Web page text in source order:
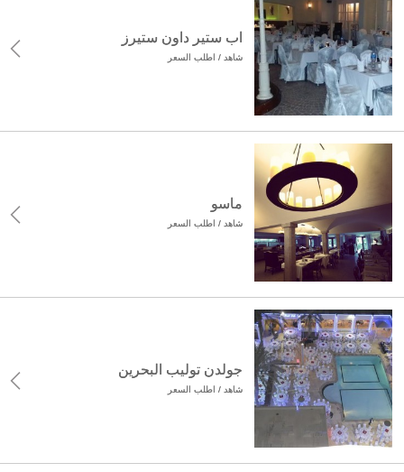
اب ستير داون ستيرز
شاهد / اطلب السعر
ماسو
شاهد / اطلب السعر
جولدن توليب البحرين
شاهد / اطلب السعر